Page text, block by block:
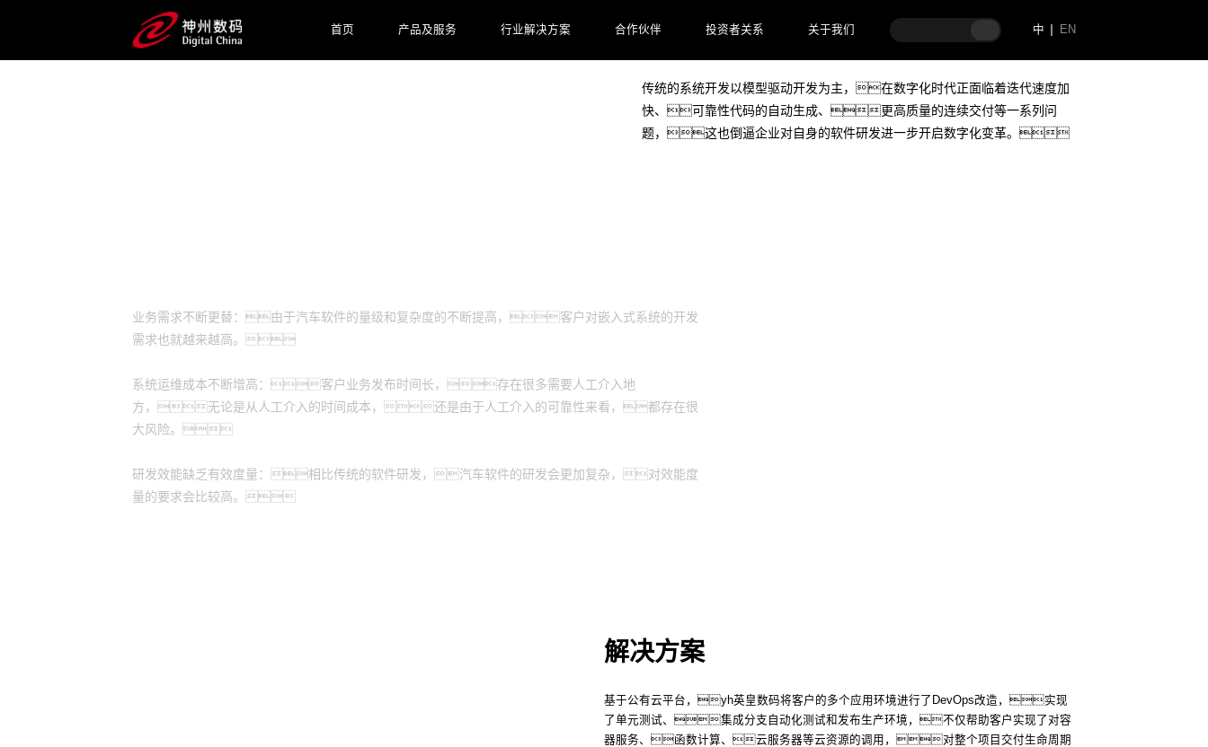
首页 产品及服务 行业解决方案 合作伙伴 投资者关系 关于我们 中 EN
传统的系统开发以模型驱动开发为主，在数字化时代正面临着迭代速度加
快、可靠性代码的自动生成、更高质量的连续交付等一系列问
题，这也倒逼企业对自身的软件研发进一步开启数字化变革。
业务需求不断更替：由于汽车软件的量级和复杂度的不断提高，客户对嵌入式系统的开发
需求也就越来越高。
系统运维成本不断增高：客户业务发布时间长，存在很多需要人工介入地
方，无论是从人工介入的时间成本，还是由于人工介入的可靠性来看，都存在很
大风险。
研发效能缺乏有效度量：相比传统的软件研发，汽车软件的研发会更加复杂，对效能度
量的要求会比较高。
解决方案
基于公有云平台，yh英皇数码将客户的多个应用环境进行了DevOps改造，实现
了单元测试、集成分支自动化测试和发布生产环境，不仅帮助客户实现了对容
器服务、函数计算、云服务器等云资源的调用，对整个项目交付生命周期